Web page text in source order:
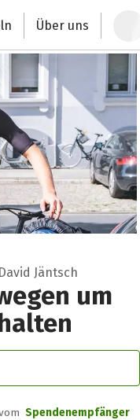
Über uns
Jäntsch
um
Spendenempfänger